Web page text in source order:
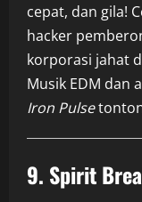
cepat, dan gila!
hacker
korporasi jahat
Musik EDM dan
Iron Pulse
9. Spirit